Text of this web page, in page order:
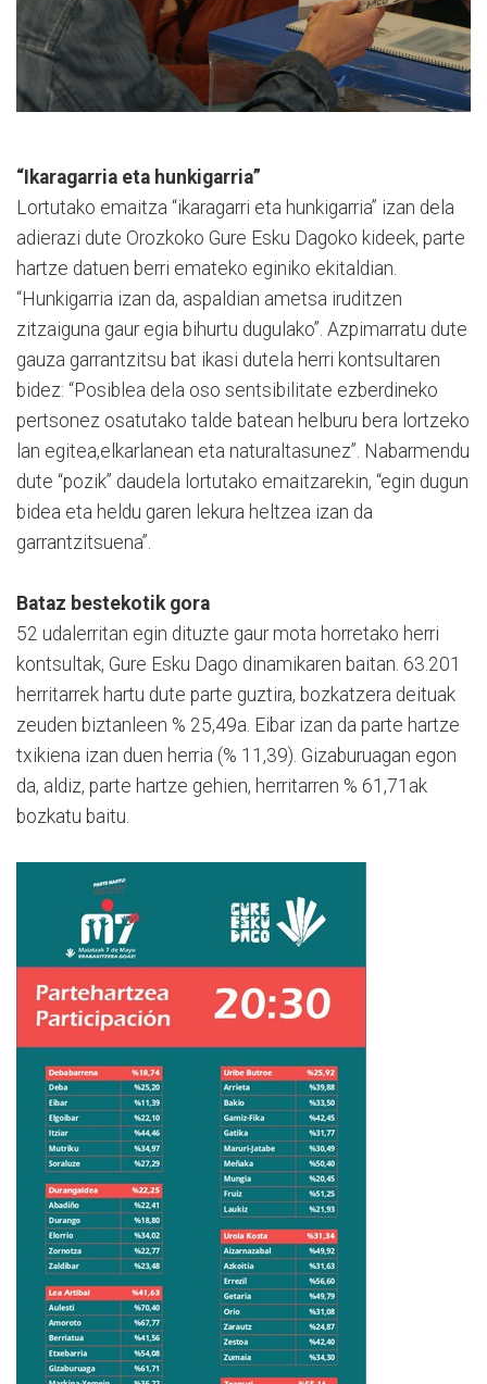
“Ikaragarria eta hunkigarria”
Lortutako emaitza “ikaragarri eta hunkigarria” izan dela
adierazi dute Orozkoko Gure Esku Dagoko kideek, parte
hartze datuen berri emateko eginiko ekitaldian.
“Hunkigarria izan da, aspaldian ametsa iruditzen
zitzaiguna gaur egia bihurtu dugulako”. Azpimarratu dute
gauza garrantzitsu bat ikasi dutela herri kontsultaren
bidez: “Posiblea dela oso sentsibilitate ezberdineko
pertsonez osatutako talde batean helburu bera lortzeko
lan egitea,elkarlanean eta naturaltasunez”. Nabarmendu
dute “pozik” daudela lortutako emaitzarekin, “egin dugun
bidea eta heldu garen lekura heltzea izan da
garrantzitsuena”.
Bataz bestekotik gora
52 udalerritan egin dituzte gaur mota horretako herri
kontsultak, Gure Esku Dago dinamikaren baitan. 63.201
herritarrek hartu dute parte guztira, bozkatzera deituak
zeuden biztanleen % 25,49a. Eibar izan da parte hartze
txikiena izan duen herria (% 11,39). Gizaburuagan egon
da, aldiz, parte hartze gehien, herritarren % 61,71ak
bozkatu baitu.